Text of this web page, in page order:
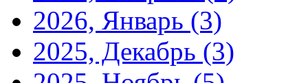
2026, Январь (3)
2025, Декабрь (3)